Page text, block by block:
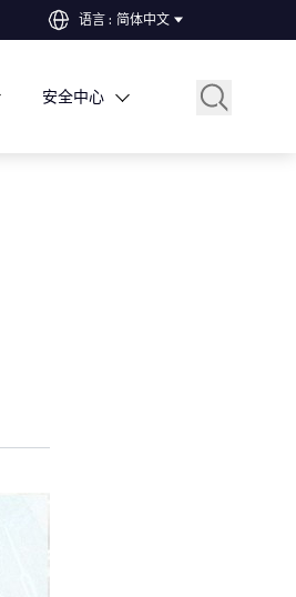
语言 : 简体中文
安全中心